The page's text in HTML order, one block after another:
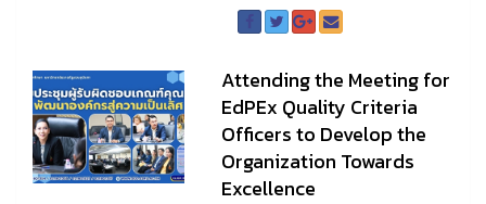
Attending the Meeting for
EdPEx Quality Criteria
Officers to Develop the
Organization Towards
Excellence